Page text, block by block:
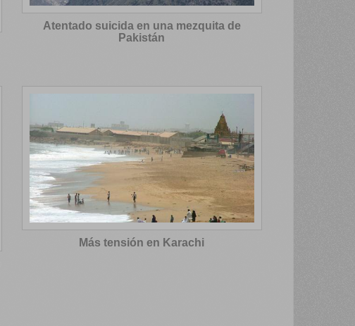
Atentado suicida en una mezquita de
Pakistán
Más tensión en Karachi